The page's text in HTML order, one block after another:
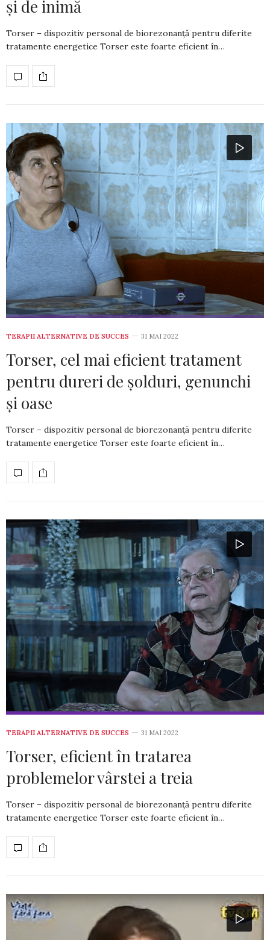
și de inimă
Torser – dispozitiv personal de biorezonanță pentru diferite
tratamente energetice Torser este foarte eficient în…
TERAPII ALTERNATIVE DE SUCCES 31 MAI 2022
Torser, cel mai eficient tratament
pentru dureri de șolduri, genunchi
și oase
Torser – dispozitiv personal de biorezonanță pentru diferite
tratamente energetice Torser este foarte eficient în…
TERAPII ALTERNATIVE DE SUCCES 31 MAI 2022
Torser, eficient în tratarea
problemelor vârstei a treia
Torser – dispozitiv personal de biorezonanță pentru diferite
tratamente energetice Torser este foarte eficient în…